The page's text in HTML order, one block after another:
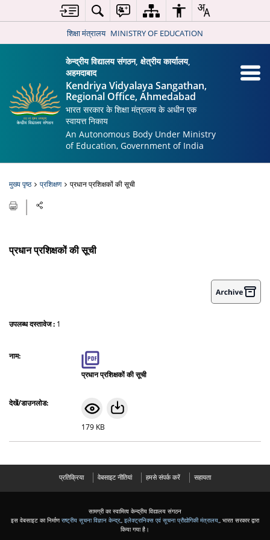
शिक्षा मंत्रालय MINISTRY OF EDUCATION
केन्द्रीय विद्यालय संगठन, क्षेत्रीय कार्यालय,
अहमदाबाद
Kendriya Vidyalaya Sangathan,
Regional Office, Ahmedabad
भारत सरकार के शिक्षा मंत्रालय के अधीन एक
स्वायत्त निकाय
An Autonomous Body Under Ministry
of Education, Government of India
मुख्य पृष्ठ प्रशिक्षण प्रधान प्रशिक्षकों की सूची
प्रधान प्रशिक्षकों की सूची
उपलब्ध दस्तावेज : 1
प्रधान प्रशिक्षकों की सूची
179 KB
प्रतिक्रिया वेबसाइट नीतियां हमसे संपर्क करें सहायता
सामग्री का स्वामित्व केन्द्रीय विद्यालय संगठन
इस वेबसाइट का निर्माणराष्ट्रीय सूचना विज्ञान केन्द्र,, इलेक्ट्रानिक्स एवं सूचना प्रौद्योगिकी मंत्रालय,, भारत सरकार द्वारा
किया गया है।